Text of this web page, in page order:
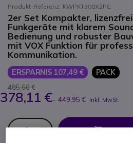
Produkt-Referenz: KWPKT300X2PC
2er Set Kompakter,
Funkgeräte mit klarem
Bedienung und robuster
mit VOX Funktion für
Kommunikation.
ERSPARNIS 107,49 € PACK
485,60 €
378,11 €- 449,95 € Inkl. MwSt.
Anzahl
IN